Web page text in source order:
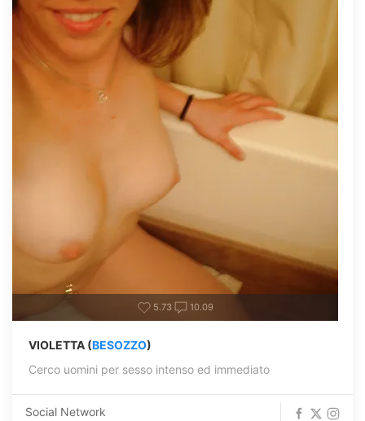
5.73 10.09
VIOLETTA (BESOZZO)
Cerco uomini per sesso intenso ed immediato
Social Network